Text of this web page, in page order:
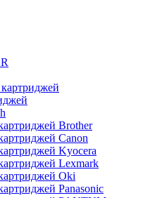
Brother
Canon
Kyocera
Lexmark
Oki
Panasonic